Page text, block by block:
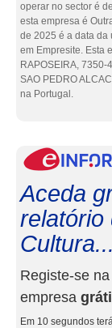
operar no sector é
esta empresa é
de 2025 é a data da
em Empresite. Esta
RAPOSEIRA,
SAO PEDRO
na Portugal.
Aceda
relatório
Cultura...
Registe-se na
empresa
Em 10 segundos